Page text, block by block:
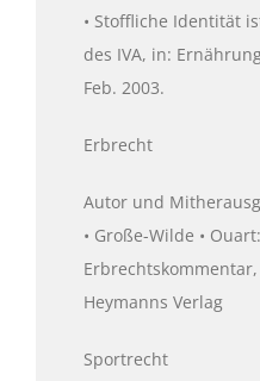
• Stoffliche Identität
des IVA, in:
Feb. 2003.
Erbrecht
Autor und
• Große-Wilde •
Heymanns Verlag
Sportrecht